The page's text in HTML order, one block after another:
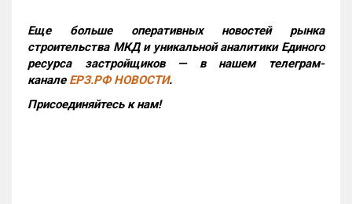
Еще больше оперативных новостей рынка
строительства МКД и уникальной аналитики Единого
ресурса застройщиков — в нашем телеграм-
канале ЕРЗ.РФ НОВОСТИ.
Присоединяйтесь к нам!